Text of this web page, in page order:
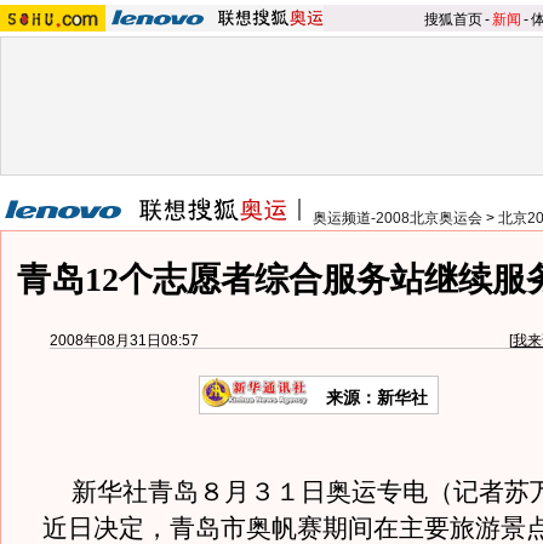
搜狐首页-新闻 -
奥运频道-2008北京奥运会 > 北京
青岛12个志愿者综合服务站继续服
2008年08月31日08:57 [我
来源：新华社
新华社青岛８月３１日奥运专电（记者苏
近日决定，青岛市奥帆赛期间在主要旅游景